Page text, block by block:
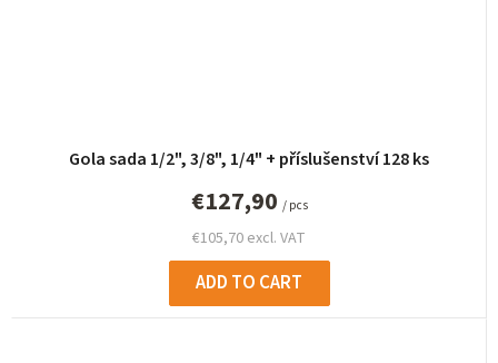
Gola sada 1/2", 3/8", 1/4" + příslušenství 128 ks
€105,70 excl. VAT
€127,90 / pcs
ADD TO CART